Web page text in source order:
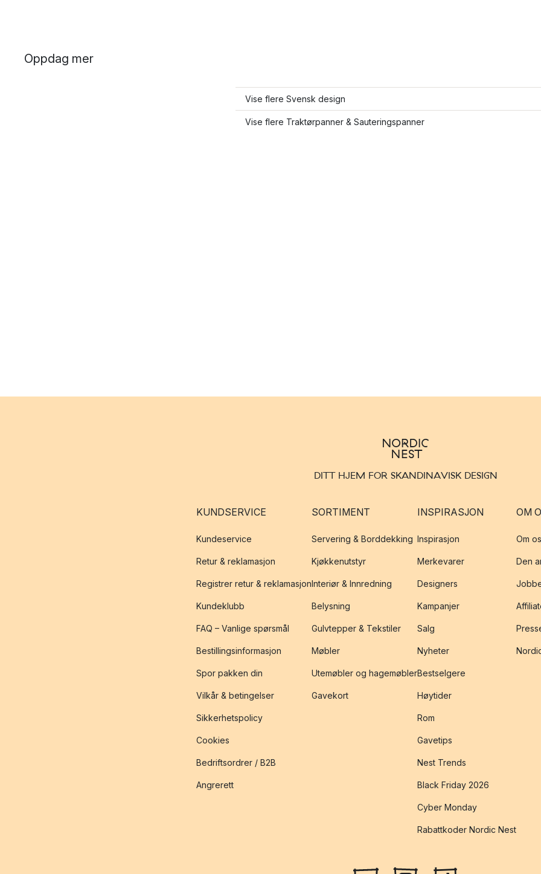
Oppdag mer
Vise flere Svensk design
Vise flere Traktørpanner & Sauteringspanner
DITT HJEM FOR SKANDINAVISK DESIGN
KUNDSERVICE
Kundeservice
Retur & reklamasjon
Registrer retur & reklamasjon
Kundeklubb
FAQ – Vanlige spørsmål
Bestillingsinformasjon
Spor pakken din
Vilkår & betingelser
Sikkerhetspolicy
Cookies
Bedriftsordrer / B2B
Angrerett
SORTIMENT
Servering & Borddekking
Kjøkkenutstyr
Interiør & Innredning
Belysning
Gulvtepper & Tekstiler
Møbler
Utemøbler og hagemøbler
Gavekort
INSPIRASJON
Inspirasjon
Merkevarer
Designers
Kampanjer
Salg
Nyheter
Bestselgere
Høytider
Rom
Gavetips
Nest Trends
Black Friday 2026
Cyber Monday
Rabattkoder Nordic Nest
OM
Om
Den